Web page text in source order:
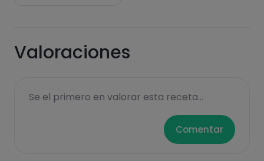
Valoraciones
Se el primero en valorar esta receta...
Comentar